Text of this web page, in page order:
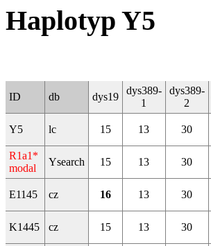
Haplotyp Y5
ID db dys19
dys389-
1
dys389-
2
Y5 lc 15 13 30
R1a1*
modal
Ysearch 15 13 30
E1145 cz 16 13 30
K1445 cz 15 13 30